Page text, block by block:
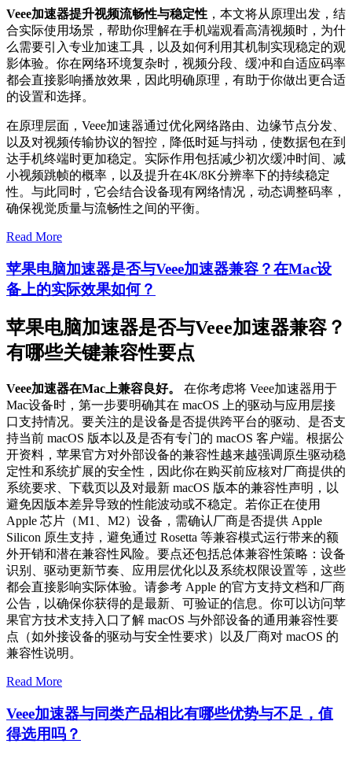
Veee加速器提升视频流畅性与稳定性 ，本文将从原理出发，结
合实际使用场景，帮助你理解在手机端观看高清视频时，为什
么需要引入专业加速工具，以及如何利用其机制实现稳定的观
影体验。你在网络环境复杂时，视频分段、缓冲和自适应码率
都会直接影响播放效果，因此明确原理，有助于你做出更合适
的设置和选择。
在原理层面，Veee加速器通过优化网络路由、边缘节点分发、
以及对视频传输协议的智控，降低时延与抖动，使数据包在到
达手机终端时更加稳定。实际作用包括减少初次缓冲时间、减
小视频跳帧的概率，以及提升在4K/8K分辨率下的持续稳定
性。与此同时，它会结合设备现有网络情况，动态调整码率，
确保视觉质量与流畅性之间的平衡。
Read More
苹果电脑加速器是否与Veee加速器兼容？在Mac设
备上的实际效果如何？
苹果电脑加速器是否与Veee加速器兼容？
有哪些关键兼容性要点
Veee加速器在Mac上兼容良好。
在你考虑将 Veee加速器用于
Mac设备时，第一步要明确其在 macOS 上的驱动与应用层接
口支持情况。要关注的是设备是否提供跨平台的驱动、是否支
持当前 macOS 版本以及是否有专门的 macOS 客户端。根据公
开资料，苹果官方对外部设备的兼容性越来越强调原生驱动稳
定性和系统扩展的安全性，因此你在购买前应核对厂商提供的
系统要求、下载页以及对最新 macOS 版本的兼容性声明，以
避免因版本差异导致的性能波动或不稳定。若你正在使用
Apple 芯片（M1、M2）设备，需确认厂商是否提供 Apple
Silicon 原生支持，避免通过 Rosetta 等兼容模式运行带来的额
外开销和潜在兼容性风险。要点还包括总体兼容性策略：设备
识别、驱动更新节奏、应用层优化以及系统权限设置等，这些
都会直接影响实际体验。请参考 Apple 的官方支持文档和厂商
公告，以确保你获得的是最新、可验证的信息。你可以访问苹
果官方技术支持入口了解 macOS 与外部设备的通用兼容性要
点（如外接设备的驱动与安全性要求）以及厂商对 macOS 的
兼容性说明。
Read More
Veee加速器与同类产品相比有哪些优势与不足，值
得选用吗？